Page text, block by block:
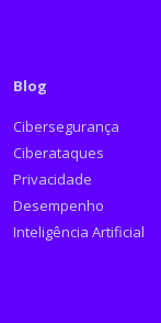
Blog
Cibersegurança
Ciberataques
Privacidade
Desempenho
Inteligência Artificial